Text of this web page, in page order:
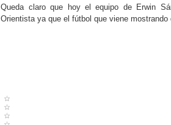
Queda claro que hoy el equipo de Erwin
Orientista ya que el fútbol que viene